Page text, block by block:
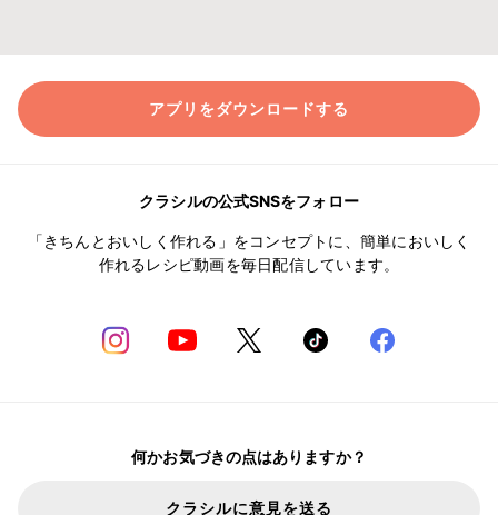
アプリをダウンロードする
クラシルの公式SNSをフォロー
「きちんとおいしく作れる」をコンセプトに、簡単においしく
作れるレシピ動画を毎日配信しています。
何かお気づきの点はありますか？
クラシルに意見を送る